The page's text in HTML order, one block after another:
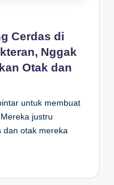
Cerdas di
Nggak
Otak dan
untuk membuat
justru
dan otak mereka